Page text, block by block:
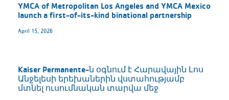
YMCA of Metropolitan Los Angeles and YMCA Mexico
launch a first-of-its-kind binational partnership
April 15, 2026
Kaiser Permanente-ն օգնում է Հարավային Լոս
Անջելեսի երեխաներին վստահությամբ
մտնել ուսումնական տարվա մեջ